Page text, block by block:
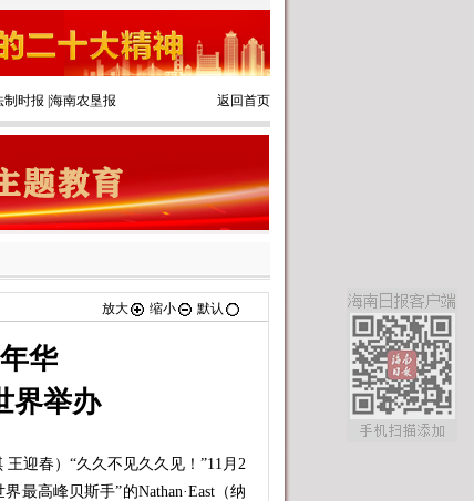
制时报 海南农垦报 返回首页
放大 缩小 默认
华
界举办
迎春）“久久不见久久见！”11月2
最高峰贝斯手”的Nathan·East（纳